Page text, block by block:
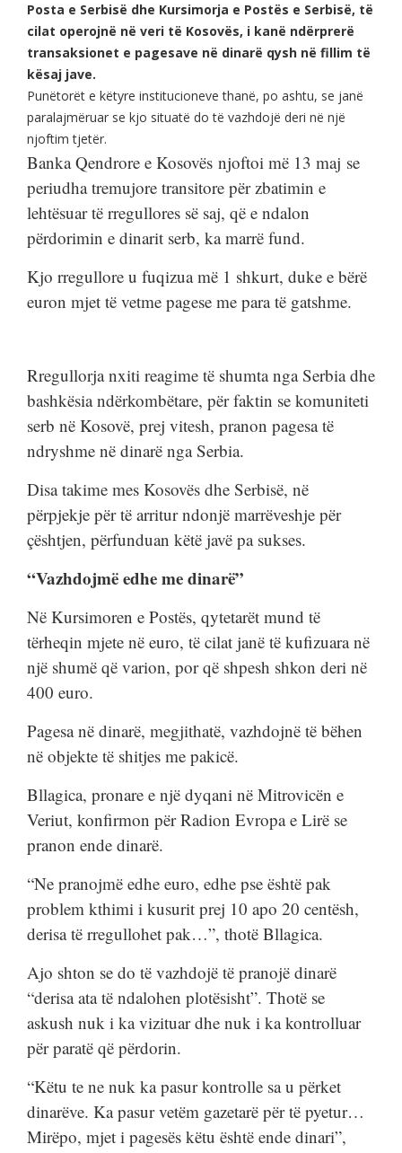
Posta e Serbisë dhe Kursimorja e Postës e Serbisë, të
cilat operojnë në veri të Kosovës, i kanë ndërprerë
transaksionet e pagesave në dinarë qysh në fillim të
kësaj jave.
Punëtorët e këtyre institucioneve thanë, po ashtu, se janë
paralajmëruar se kjo situatë do të vazhdojë deri në një
njoftim tjetër.
Banka Qendrore e Kosovës njoftoi më 13 maj se
periudha tremujore transitore për zbatimin e
lehtësuar të rregullores së saj, që e ndalon
përdorimin e dinarit serb, ka marrë fund.
Kjo rregullore u fuqizua më 1 shkurt, duke e bërë
euron mjet të vetme pagese me para të gatshme.
Rregullorja nxiti reagime të shumta nga Serbia dhe
bashkësia ndërkombëtare, për faktin se komuniteti
serb në Kosovë, prej vitesh, pranon pagesa të
ndryshme në dinarë nga Serbia.
Disa takime mes Kosovës dhe Serbisë, në
përpjekje për të arritur ndonjë marrëveshje për
çështjen, përfunduan këtë javë pa sukses.
“Vazhdojmë edhe me dinarë”
Në Kursimoren e Postës, qytetarët mund të
tërheqin mjete në euro, të cilat janë të kufizuara në
një shumë që varion, por që shpesh shkon deri në
400 euro.
Pagesa në dinarë, megjithatë, vazhdojnë të bëhen
në objekte të shitjes me pakicë.
Bllagica, pronare e një dyqani në Mitrovicën e
Veriut, konfirmon për Radion Evropa e Lirë se
pranon ende dinarë.
“Ne pranojmë edhe euro, edhe pse është pak
problem kthimi i kusurit prej 10 apo 20 centësh,
derisa të rregullohet pak…”, thotë Bllagica.
Ajo shton se do të vazhdojë të pranojë dinarë
“derisa ata të ndalohen plotësisht”. Thotë se
askush nuk i ka vizituar dhe nuk i ka kontrolluar
për paratë që përdorin.
“Këtu te ne nuk ka pasur kontrolle sa u përket
dinarëve. Ka pasur vetëm gazetarë për të pyetur…
Mirëpo, mjet i pagesës këtu është ende dinari”,